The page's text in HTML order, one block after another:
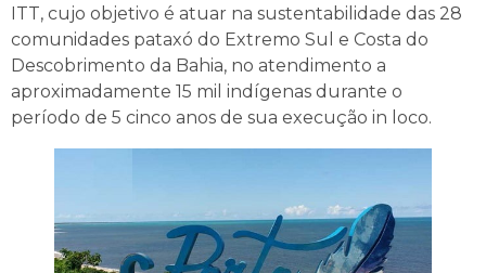
ITT, cujo objetivo é atuar na sustentabilidade das 28
comunidades pataxó do Extremo Sul e Costa do
Descobrimento da Bahia, no atendimento a
aproximadamente 15 mil indígenas durante o
período de 5 cinco anos de sua execução in loco.